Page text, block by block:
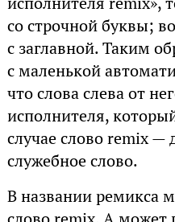
со строчной буквы;
с заглавной. Таким
с маленькой
что слова слева от
исполнителя,
случае слово remix —
служебное слово.
В названии ремикса